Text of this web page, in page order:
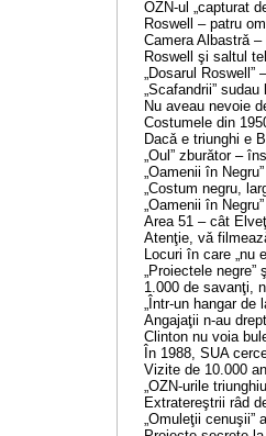
OZN-ul „capturat
Roswell – patru
Camera Albastrǎ
Roswell şi saltul
„Dosarul
„Scafandrii”
Nu aveau nevoie
Costumele din
Dacǎ e triunghi
„Oul” zburǎtor –
„Oamenii în
„Costum negru,
„Oamenii în
Area 51 – cât
Atenţie, vǎ
Locuri în care
„Proiectele
1.000 de savanţi,
„Într-un hangar de
Angajaţii n-au
Clinton nu voia
În 1988, SUA
Vizite de 10.000
„OZN-urile
Extratereştrii râd
„Omuleţii